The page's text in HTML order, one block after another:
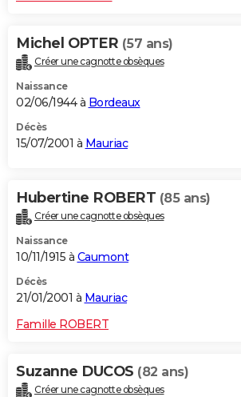
Michel OPTER (57 ans)
Créer une cagnotte obsèques
Naissance
02/06/1944 à Bordeaux
Décès
15/07/2001 à Mauriac
Hubertine ROBERT (85 ans)
Créer une cagnotte obsèques
Naissance
10/11/1915 à Caumont
Décès
21/01/2001 à Mauriac
Famille ROBERT
Suzanne DUCOS (82 ans)
Créer une cagnotte obsèques